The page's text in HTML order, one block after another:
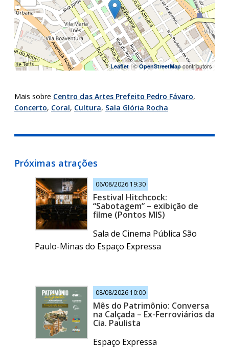
Leaflet| ©OpenStreetMapcontributors
Mais sobre Centro das Artes Prefeito Pedro Fávaro,
Concerto, Coral, Cultura, Sala Glória Rocha
Próximas atrações
06/08/2026 19:30
Festival Hitchcock:
“Sabotagem” – exibição de
filme (Pontos MIS)
Sala de Cinema Pública São
Paulo-Minas do Espaço Expressa
08/08/2026 10:00
Mês do Patrimônio: Conversa
na Calçada – Ex-Ferroviários da
Cia. Paulista
Espaço Expressa